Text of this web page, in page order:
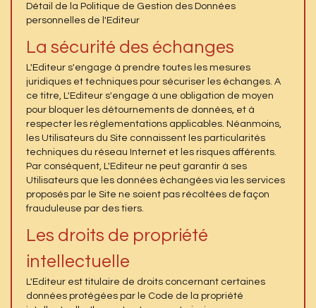
Détail de la Politique de Gestion des Données
personnelles de l'Editeur
La sécurité des échanges
L'Editeur s'engage à prendre toutes les mesures
juridiques et techniques pour sécuriser les échanges. A
ce titre, L'Editeur s'engage à une obligation de moyen
pour bloquer les détournements de données, et à
respecter les réglementations applicables. Néanmoins,
les Utilisateurs du Site connaissent les particularités
techniques du réseau Internet et les risques afférents.
Par conséquent, L'Editeur ne peut garantir à ses
Utilisateurs que les données échangées via les services
proposés par le Site ne soient pas récoltées de façon
frauduleuse par des tiers.
Les droits de propriété
intellectuelle
L'Editeur est titulaire de droits concernant certaines
données protégées par le Code de la propriété